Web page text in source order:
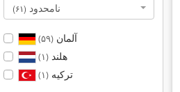
نامحدود (۶۱)
آلمان(۵۹)
هلند(۱)
ترکیه(۱)